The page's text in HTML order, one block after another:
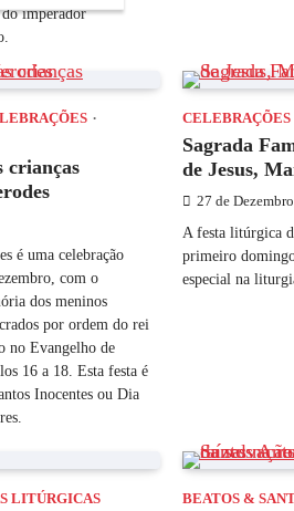
do imperador
crianças
é uma celebração
com o
dos meninos
por ordem do rei
no Evangelho de
16 a 18. Esta festa é
Inocentes ou Dia
CELEBRAÇÕES
Sagrada
de Jesus,
27 de
A festa litúrgica
primeiro
especial na
LITÚRGICAS BEATOS &